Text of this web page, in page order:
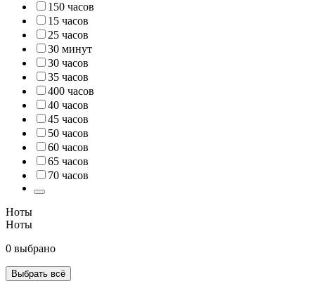
150 часов
15 часов
25 часов
30 минут
30 часов
35 часов
400 часов
40 часов
45 часов
50 часов
60 часов
65 часов
70 часов
Ноты
Ноты
0 выбрано
Выбрать всё